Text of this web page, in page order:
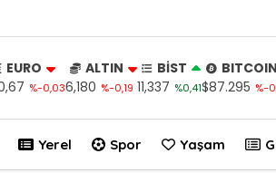
EURO
%-0,03
ALTIN
6,180 %-0,19
BİST
11,337 %0,41
BITCOIN
$87.295 %-
Yerel Spor Yaşam